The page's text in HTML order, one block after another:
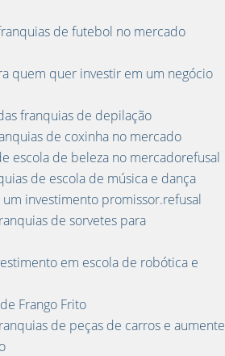
de futebol no mercado
quem quer investir em um negócio
franquias de depilação
de coxinha no mercado
escola de beleza no mercadorefusal
de escola de música e dança
investimento promissor.refusal
de sorvetes para
em escola de robótica e
Frango Frito
de peças de carros e aumente